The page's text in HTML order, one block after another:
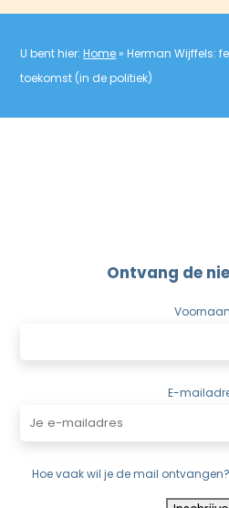
U bent hier:Home»Herman Wijffels:
toekomst (in de politiek)
Ontvang de
E-
Hoe vaak wil je de mail ontvangen?